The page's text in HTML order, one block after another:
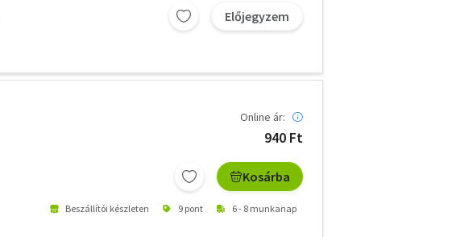
Előjegyzem
Online ár:
940 Ft
Kosárba
Beszállítói készleten 9 pont 6 - 8 munkanap